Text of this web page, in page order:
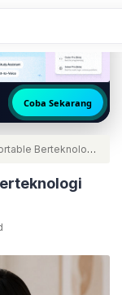
Coba Sekarang
Berteknologi